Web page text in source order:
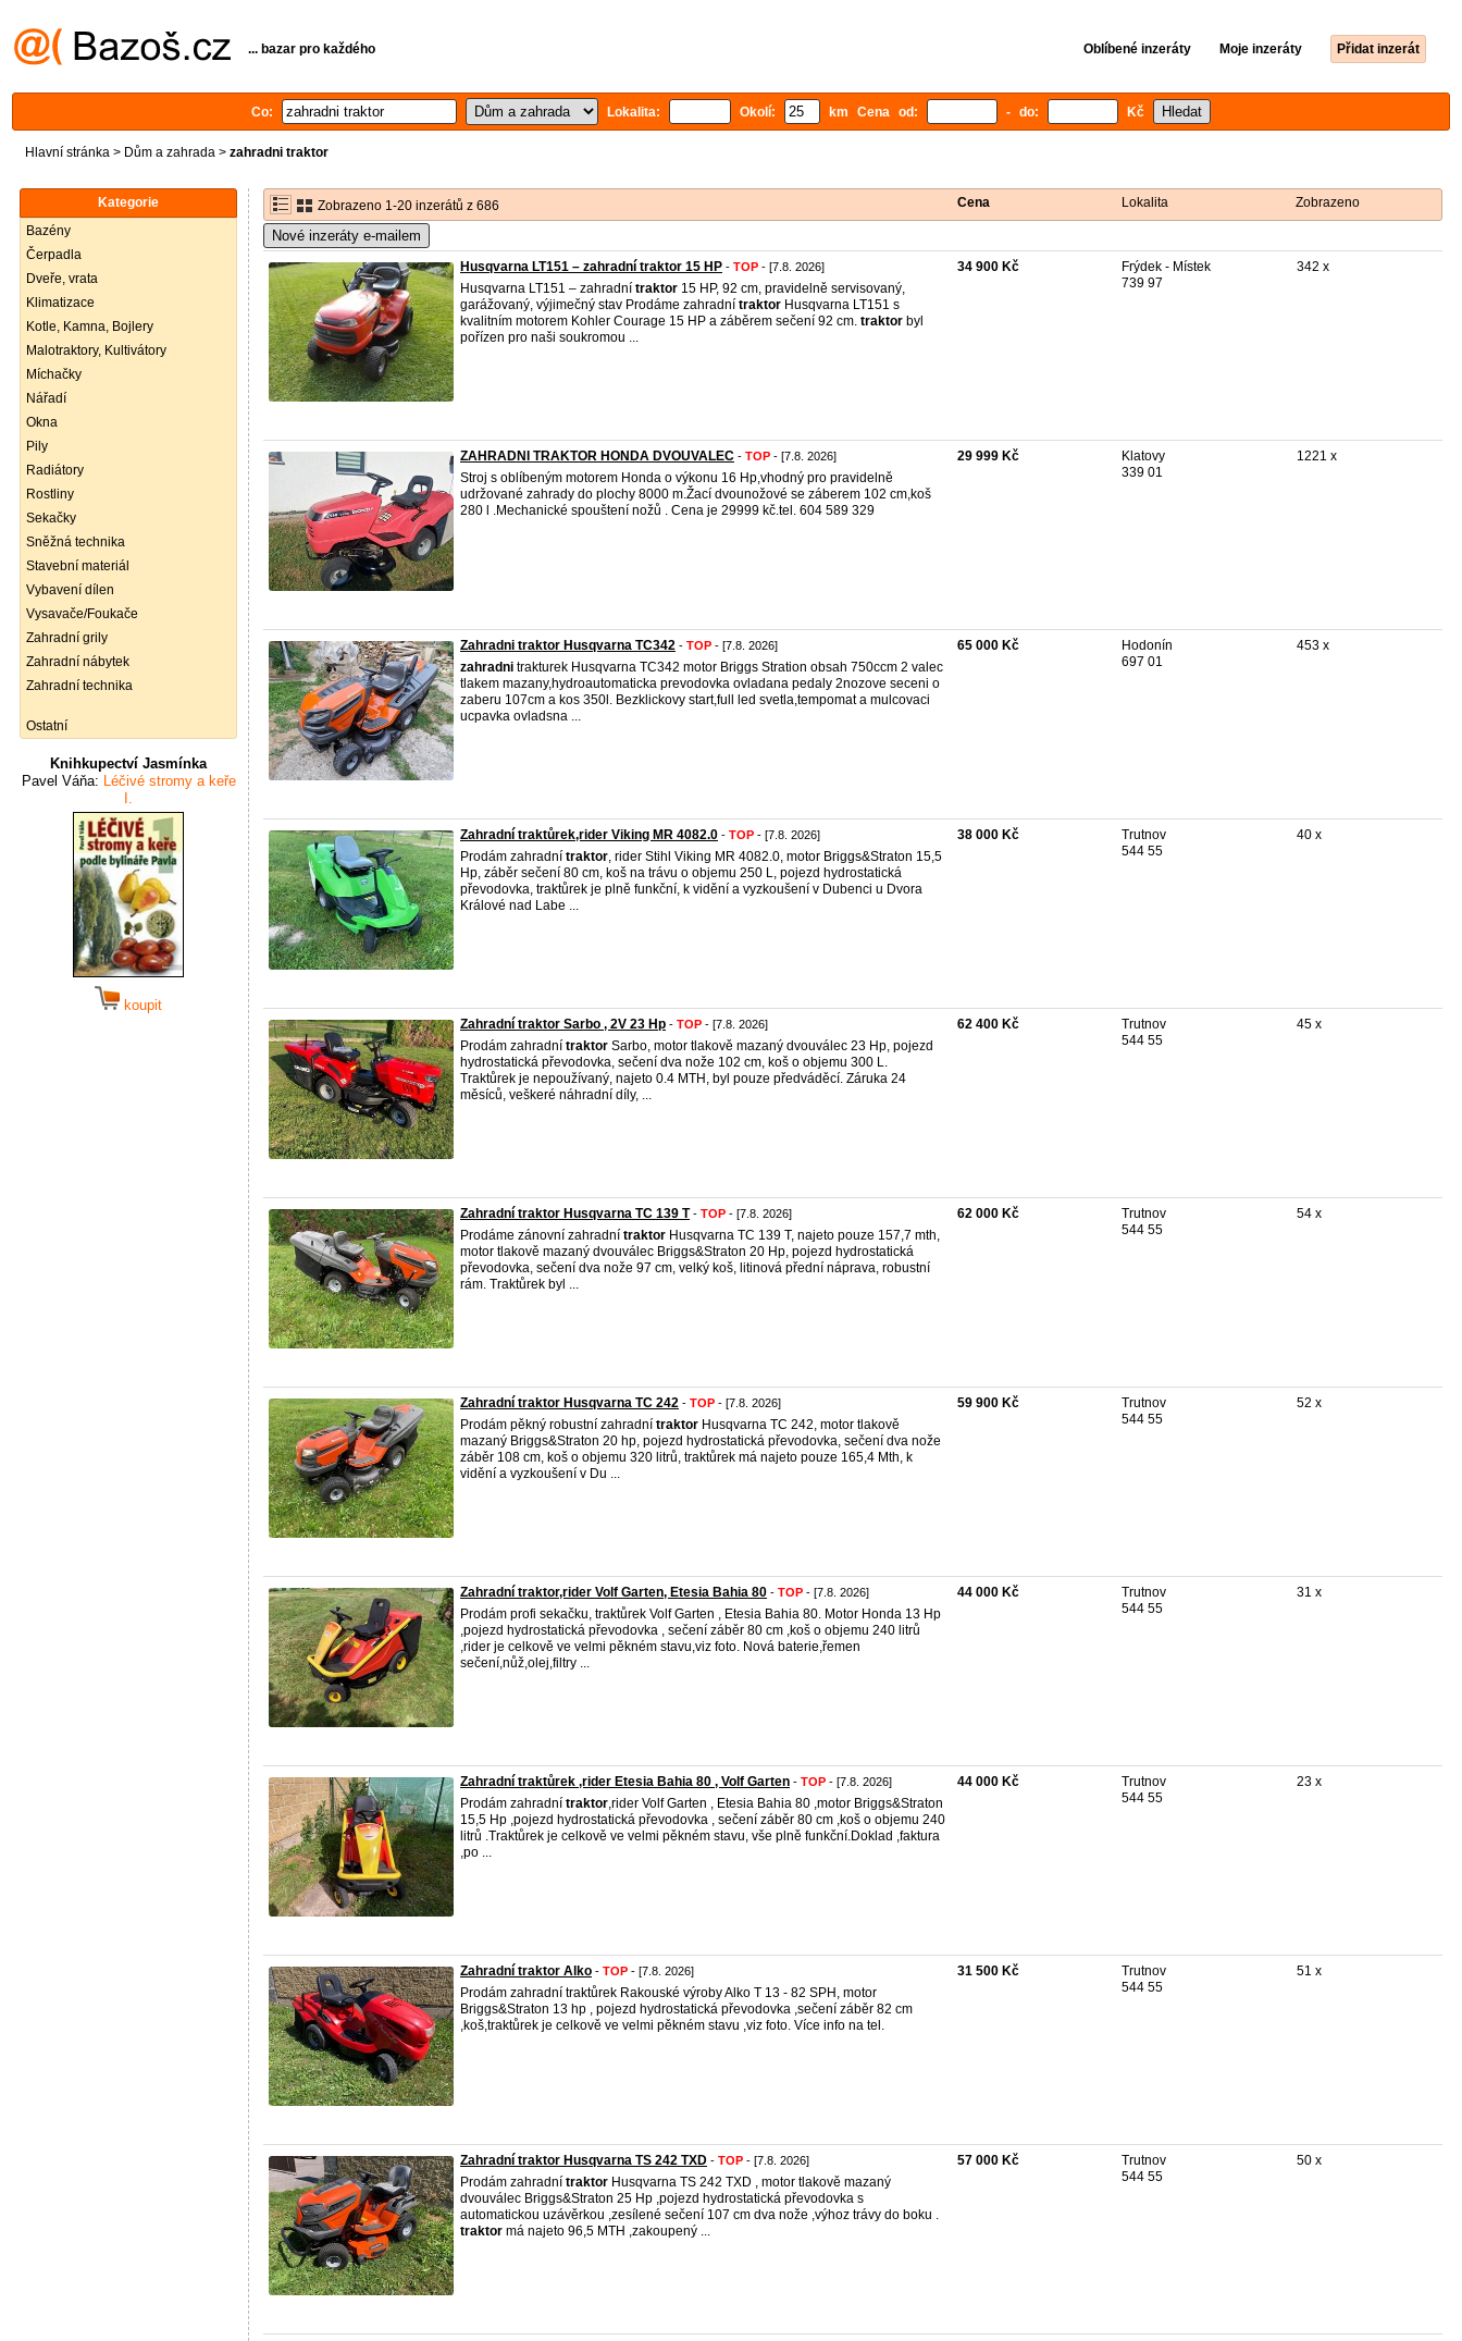
... bazar pro každého Oblíbené inzeráty Moje inzeráty Přidat inzerát
Co: Lokalita: Okolí: km Cena od: - do: Kč
Hlavní stránka > Dům a zahrada > zahradni traktor
Kategorie
Bazény
Čerpadla
Dveře, vrata
Klimatizace
Kotle, Kamna, Bojlery
Malotraktory, Kultivátory
Míchačky
Nářadí
Okna
Pily
Radiátory
Rostliny
Sekačky
Sněžná technika
Stavební materiál
Vybavení dílen
Vysavače/Foukače
Zahradní grily
Zahradní nábytek
Zahradní technika
Ostatní
Knihkupectví Jasmínka
Pavel Váňa: Léčivé stromy a keře
I.
koupit
Zobrazeno 1-20 inzerátů z 686 Cena Lokalita Zobrazeno
Nové inzeráty e-mailem
Husqvarna LT151 – zahradní traktor 15 HP - TOP - [7.8. 2026]
Husqvarna LT151 – zahradní traktor 15 HP, 92 cm, pravidelně servisovaný,
garážovaný, výjimečný stav Prodáme zahradní traktor Husqvarna LT151 s
kvalitním motorem Kohler Courage 15 HP a záběrem sečení 92 cm. traktor byl
pořízen pro naši soukromou ...
34 900 Kč
Frýdek - Místek
739 97
342 x
ZAHRADNI TRAKTOR HONDA DVOUVALEC - TOP - [7.8. 2026]
Stroj s oblíbeným motorem Honda o výkonu 16 Hp,vhodný pro pravidelně
udržované zahrady do plochy 8000 m.Žací dvounožové se záberem 102 cm,koš
280 l .Mechanické spouštení nožů . Cena je 29999 kč.tel. 604 589 329
29 999 Kč
Klatovy
339 01
1221 x
Zahradni traktor Husqvarna TC342 - TOP - [7.8. 2026]
zahradni trakturek Husqvarna TC342 motor Briggs Stration obsah 750ccm 2 valec
tlakem mazany,hydroautomaticka prevodovka ovladana pedaly 2nozove seceni o
zaberu 107cm a kos 350l. Bezklickovy start,full led svetla,tempomat a mulcovaci
ucpavka ovladsna ...
65 000 Kč
Hodonín
697 01
453 x
Zahradní traktůrek,rider Viking MR 4082.0 - TOP - [7.8. 2026]
Prodám zahradní traktor, rider Stihl Viking MR 4082.0, motor Briggs&Straton 15,5
Hp, záběr sečení 80 cm, koš na trávu o objemu 250 L, pojezd hydrostatická
převodovka, traktůrek je plně funkční, k vidění a vyzkoušení v Dubenci u Dvora
Králové nad Labe ...
38 000 Kč
Trutnov
544 55
40 x
Zahradní traktor Sarbo , 2V 23 Hp - TOP - [7.8. 2026]
Prodám zahradní traktor Sarbo, motor tlakově mazaný dvouválec 23 Hp, pojezd
hydrostatická převodovka, sečení dva nože 102 cm, koš o objemu 300 L.
Traktůrek je nepoužívaný, najeto 0.4 MTH, byl pouze předváděcí. Záruka 24
měsíců, veškeré náhradní díly, ...
62 400 Kč
Trutnov
544 55
45 x
Zahradní traktor Husqvarna TC 139 T- TOP - [7.8. 2026]
Prodáme zánovní zahradní traktor Husqvarna TC 139 T, najeto pouze 157,7 mth,
motor tlakově mazaný dvouválec Briggs&Straton 20 Hp, pojezd hydrostatická
převodovka, sečení dva nože 97 cm, velký koš, litinová přední náprava, robustní
rám. Traktůrek byl ...
62 000 Kč
Trutnov
544 55
54 x
Zahradní traktor Husqvarna TC 242 - TOP - [7.8. 2026]
Prodám pěkný robustní zahradní traktor Husqvarna TC 242, motor tlakově
mazaný Briggs&Straton 20 hp, pojezd hydrostatická převodovka, sečení dva nože
záběr 108 cm, koš o objemu 320 litrů, traktůrek má najeto pouze 165,4 Mth, k
vidění a vyzkoušení v Du ...
59 900 Kč
Trutnov
544 55
52 x
Zahradní traktor,rider Volf Garten, Etesia Bahia 80 - TOP - [7.8. 2026]
Prodám profi sekačku, traktůrek Volf Garten , Etesia Bahia 80. Motor Honda 13 Hp
,pojezd hydrostatická převodovka , sečení záběr 80 cm ,koš o objemu 240 litrů
,rider je celkově ve velmi pěkném stavu,viz foto. Nová baterie,řemen
sečení,nůž,olej,filtry ...
44 000 Kč
Trutnov
544 55
31 x
Zahradní traktůrek ,rider Etesia Bahia 80 , Volf Garten - TOP - [7.8. 2026]
Prodám zahradní traktor,rider Volf Garten , Etesia Bahia 80 ,motor Briggs&Straton
15,5 Hp ,pojezd hydrostatická převodovka , sečení záběr 80 cm ,koš o objemu 240
litrů .Traktůrek je celkově ve velmi pěkném stavu, vše plně funkční.Doklad ,faktura
,po ...
44 000 Kč
Trutnov
544 55
23 x
Zahradní traktor Alko - TOP - [7.8. 2026]
Prodám zahradní traktůrek Rakouské výroby Alko T 13 - 82 SPH, motor
Briggs&Straton 13 hp , pojezd hydrostatická převodovka ,sečení záběr 82 cm
,koš,traktůrek je celkově ve velmi pěkném stavu ,viz foto. Více info na tel.
31 500 Kč
Trutnov
544 55
51 x
Zahradní traktor Husqvarna TS 242 TXD - TOP - [7.8. 2026]
Prodám zahradní traktor Husqvarna TS 242 TXD , motor tlakově mazaný
dvouválec Briggs&Straton 25 Hp ,pojezd hydrostatická převodovka s
automatickou uzávěrkou ,zesílené sečení 107 cm dva nože ,výhoz trávy do boku .
traktor má najeto 96,5 MTH ,zakoupený ...
57 000 Kč
Trutnov
544 55
50 x